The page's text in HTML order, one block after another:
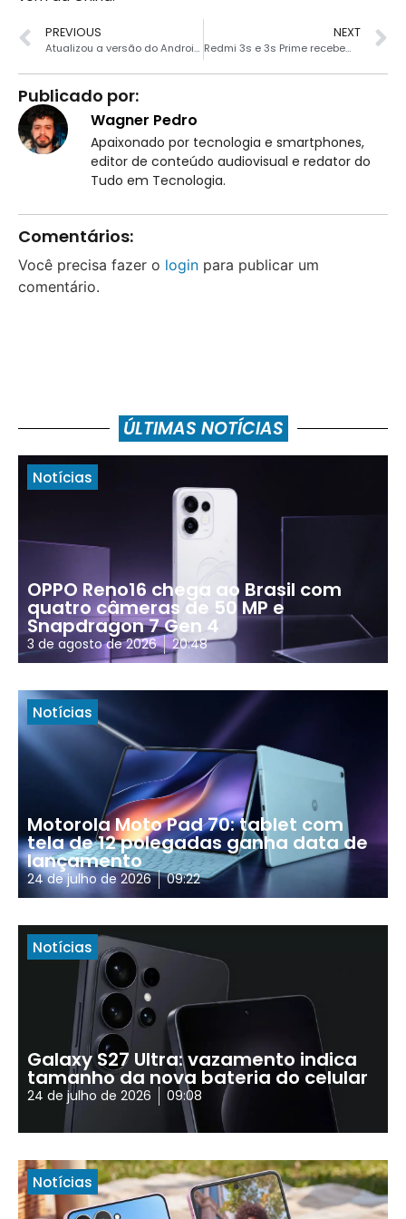
PREVIOUS
Atualizou a versão do Android? Restaure o seu smartphone e evite problemas!
NEXT
Redmi 3s e 3s Prime recebem a MIUI 9
Publicado por:
Wagner Pedro
Apaixonado por tecnologia e smartphones,
editor de conteúdo audiovisual e redator do
Tudo em Tecnologia.
Comentários:
Você precisa fazer o login para publicar um
comentário.
ÚLTIMAS NOTÍCIAS
Notícias
OPPO Reno16 chega ao Brasil com
quatro câmeras de 50 MP e
Snapdragon 7 Gen 4
3 de agosto de 2026 20:48
Notícias
Motorola Moto Pad 70: tablet com
tela de 12 polegadas ganha data de
lançamento
24 de julho de 2026 09:22
Notícias
Galaxy S27 Ultra: vazamento indica
tamanho da nova bateria do celular
24 de julho de 2026 09:08
Notícias